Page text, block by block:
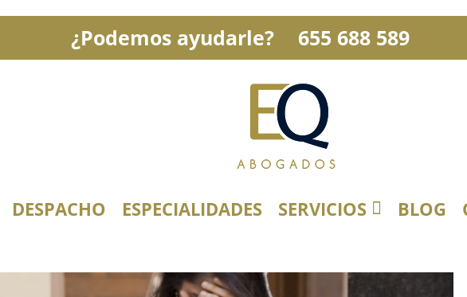
¿Podemos ayudarle? 655 688 589
DESPACHO ESPECIALIDADES SERVICIOS BLOG